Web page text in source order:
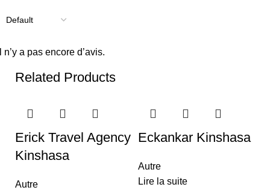
n’y a pas encore d’avis.
Related Products
Erick Travel Agency
Kinshasa
Autre
Eckankar Kinshasa
Autre
Lire la suite